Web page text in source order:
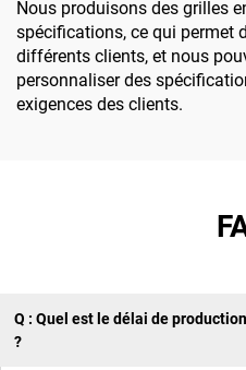
Nous produisons des grilles
spécifications, ce qui permet
différents clients, et nous
personnaliser des
exigences des clients.
Q : Quel est le délai de
?